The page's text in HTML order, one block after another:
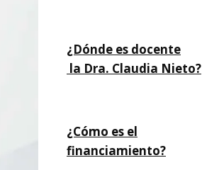
¿Dónde es docente
la Dra. Claudia Nieto?
¿Cómo es el
financiamiento?